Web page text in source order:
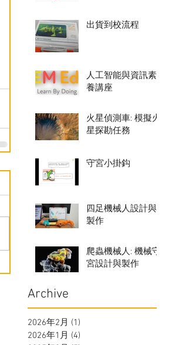
出貨到校流程
人工智能與資訊素
養講座
火星偵測車: 模擬火
星探勘任務
守宮小掛鈎
四足機械人設計與
製作
爬蟲機械人: 機械守
宮設計與製作
Archive
2026年2月 (1)
2026年1月 (4)